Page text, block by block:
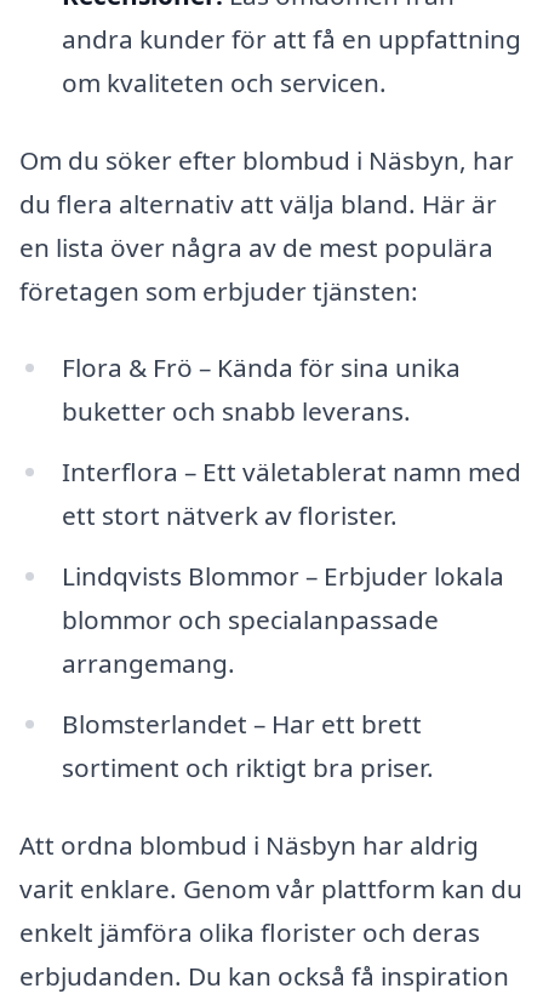
andra kunder för att få en uppfattning
om kvaliteten och servicen.
Om du söker efter blombud i Näsbyn, har
du flera alternativ att välja bland. Här är
en lista över några av de mest populära
företagen som erbjuder tjänsten:
Flora & Frö – Kända för sina unika
buketter och snabb leverans.
Interflora – Ett väletablerat namn med
ett stort nätverk av florister.
Lindqvists Blommor – Erbjuder lokala
blommor och specialanpassade
arrangemang.
Blomsterlandet – Har ett brett
sortiment och riktigt bra priser.
Att ordna blombud i Näsbyn har aldrig
varit enklare. Genom vår plattform kan du
enkelt jämföra olika florister och deras
erbjudanden. Du kan också få inspiration